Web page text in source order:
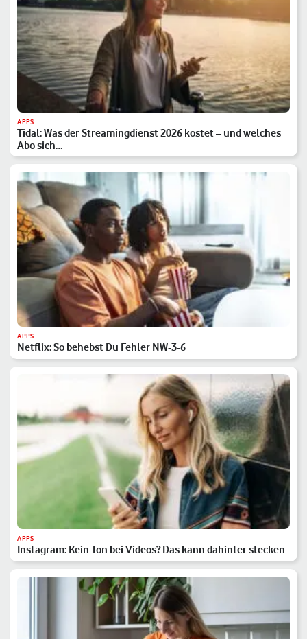
APPS
Tidal: Was der Streamingdienst 2026 kostet – und welches
Abo sich…
APPS
Netflix: So behebst Du Fehler NW-3-6
APPS
Instagram: Kein Ton bei Videos? Das kann dahinter stecken